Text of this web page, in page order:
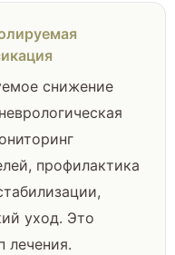
снижение
профилактика
уход. Это
лечения.